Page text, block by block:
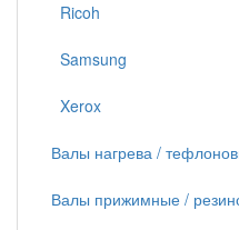
Ricoh
Samsung
Xerox
Валы нагрева /
Валы прижимные /